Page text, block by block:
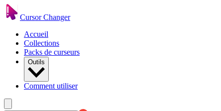
Cursor Changer
Accueil
Collections
Packs de curseurs
Outils
Comment utiliser